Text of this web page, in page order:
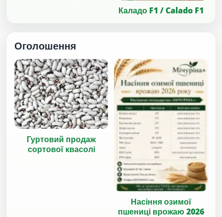
Каладо F1 / Calado F1
Оголошення
Гуртовий продаж
сортової квасолі
Насіння озимої
пшениці врожаю 2026